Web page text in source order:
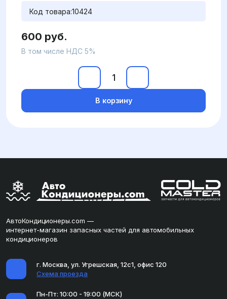
Код товара:10424
600 руб.
В том числе НДС 5%
В корзину
АвтоКондиционеры.com —
интернет-магазин запасных частей для автомобильных
кондиционеров
г. Москва, ул. Угрешская, 12с1, офис 120
Схема проезда
Пн-Пт: 10:00 - 19:00 (МСК)